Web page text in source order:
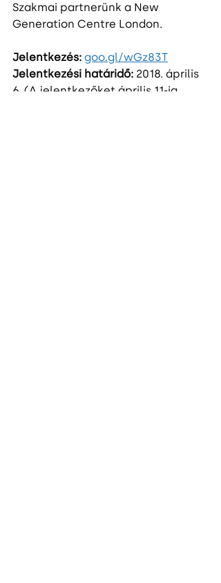
Szakmai partnerünk a New
Generation Centre London.
Jelentkezés: goo.gl/wGz83T
Jelentkezési határidő: 2018. április
6. (A jelentkezőket április 11-ig